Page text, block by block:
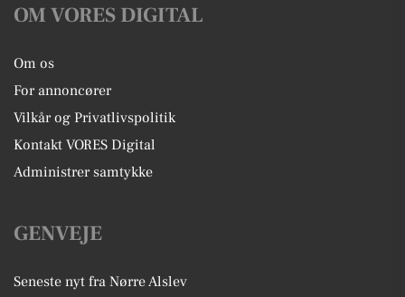
OM VORES DIGITAL
Om os
For annoncører
Vilkår og Privatlivspolitik
Kontakt VORES Digital
Administrer samtykke
GENVEJE
Seneste nyt fra Nørre Alslev